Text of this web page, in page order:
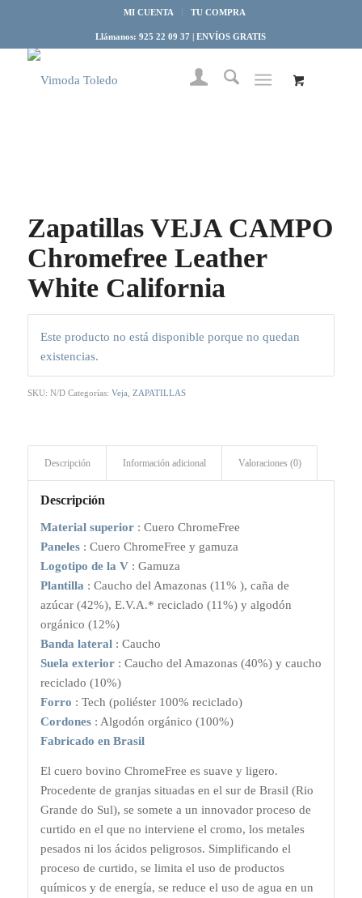
MI CUENTA TU COMPRA
Llámanos: 925 22 09 37 | ENVÍOS GRATIS
Zapatillas VEJA CAMPO
Chromefree Leather
White California
Este producto no está disponible porque no quedan
existencias.
SKU: N/D Categorías: Veja ZAPATILLAS
Descripción Información adicional Valoraciones (0)
Descripción
Material superior: Cuero ChromeFree
Paneles: Cuero ChromeFree y gamuza
Logotipo de la V: Gamuza
Plantilla : Caucho del Amazonas (11% ), caña de
azúcar (42%), E.V.A.* reciclado (11%) y algodón
orgánico (12%)
Banda lateral: Caucho
Suela exterior: Caucho del Amazonas (40%) y caucho
reciclado (10%)
Forro : Tech (poliéster 100% reciclado)
Cordones: Algodón orgánico (100%)
Fabricado en Brasil
El cuero bovino ChromeFree es suave y ligero.
Procedente de granjas situadas en el sur de Brasil (Rio
Grande do Sul), se somete a un innovador proceso de
curtido en el que no interviene el cromo, los metales
pesados ni los ácidos peligrosos. Simplificando el
proceso de curtido, se limita el uso de productos
químicos y de energía, se reduce el uso de agua en un